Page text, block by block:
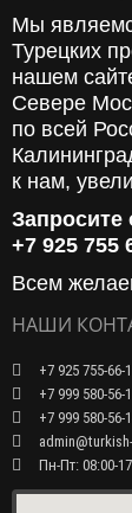
Мы
Турецких
нашем
Севере
по всей
к нам,
+7 925 755
Всем
НАШИ
+7 925 755-66-
+7 999 580-56-
+7 999 580-56-
Пн-Пт: 08:00-